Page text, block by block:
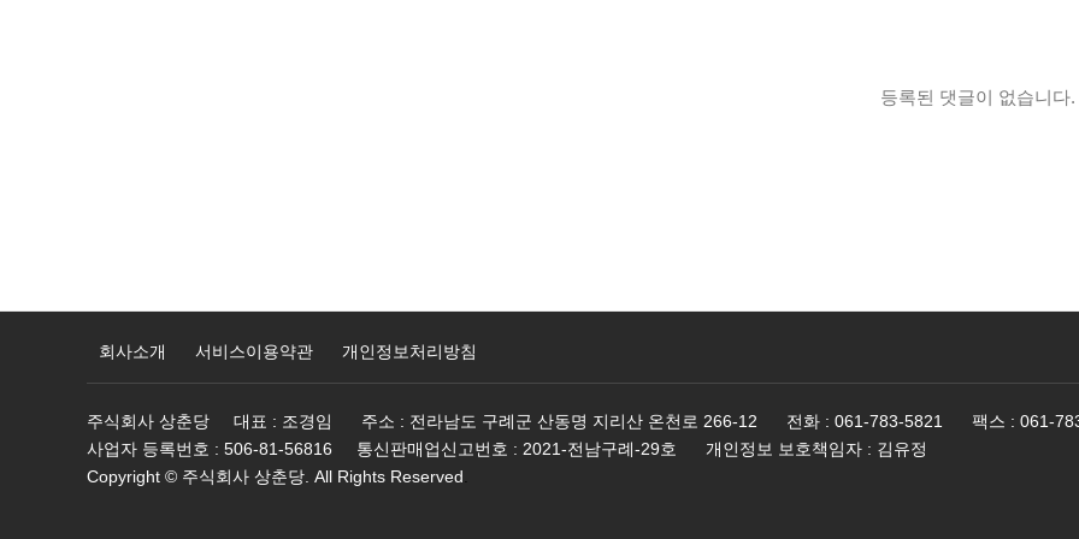
등록된 댓글이 없습니다.
회사소개 서비스이용약관 개인정보처리방침
주식회사 상춘당 대표 : 조경임 주소 : 전라남도 구례군 산동명 지리산 온천로 266-12 전화 : 061-783-5821 팩스 : 061-
사업자 등록번호 : 506-81-56816 통신판매업신고번호 : 2021-전남구례-29호 개인정보 보호책임자 : 김유정
Copyright © 주식회사 상춘당. All Rights Reserved